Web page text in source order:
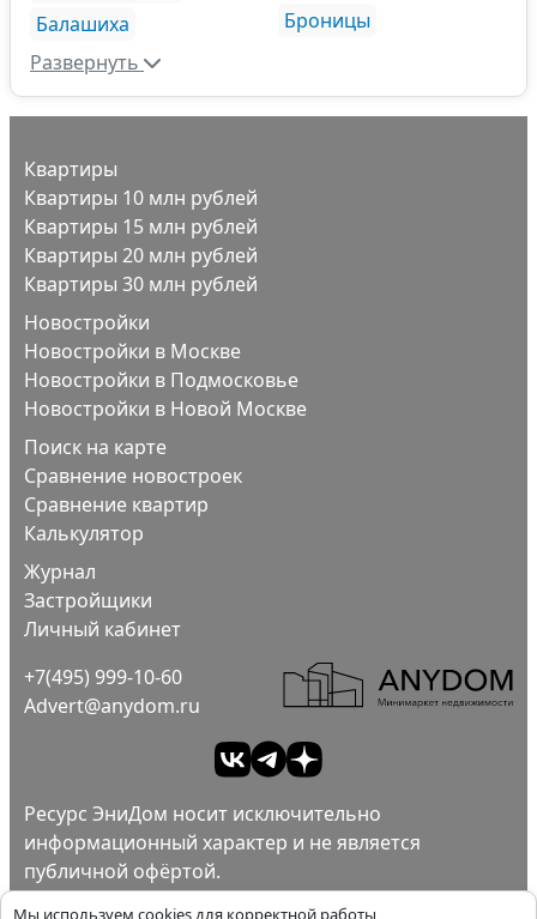
Мы используем cookies для корректной работы
Балашиха
Броницы
Развернуть
Квартиры
Квартиры 10 млн рублей
Квартиры 15 млн рублей
Квартиры 20 млн рублей
Квартиры 30 млн рублей
Новостройки
Новостройки в Москве
Новостройки в Подмосковье
Новостройки в Новой Москве
Поиск на карте
Сравнение новостроек
Сравнение квартир
Калькулятор
Журнал
Застройщики
Личный кабинет
+7(495) 999-10-60
Advert@anydom.ru
Ресурс ЭниДом носит исключительно
информационный характер и не является
публичной офёртой.
Пользовательское соглашение.